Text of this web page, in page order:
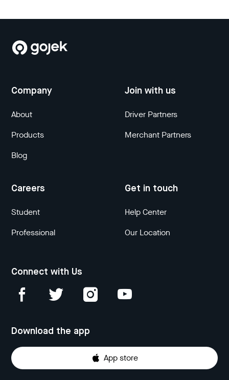
Company
About
Products
Blog
Join with us
Driver Partners
Merchant Partners
Careers
Student
Professional
Get in touch
Help Center
Our Location
Connect with Us
Download the app
App store